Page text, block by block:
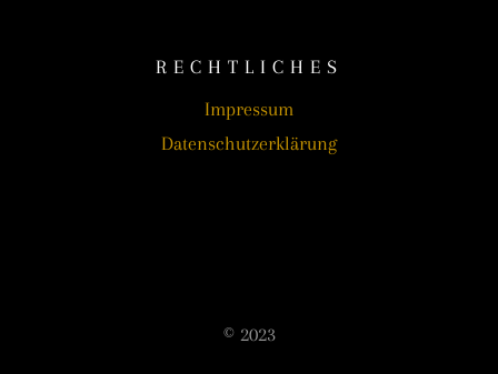
RECHTLICHES
Impressum
Datenschutzerklärung
© 2023